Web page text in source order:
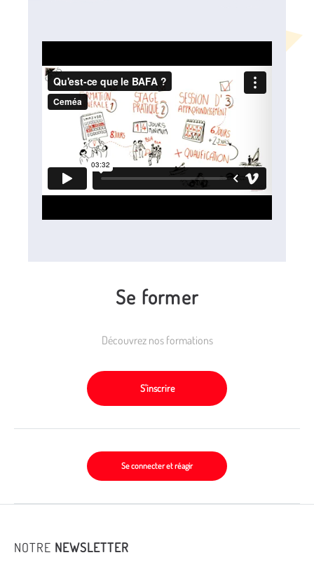
Se former
Découvrez nos formations
S'inscrire
Se connecter et réagir
NOTRE NEWSLETTER